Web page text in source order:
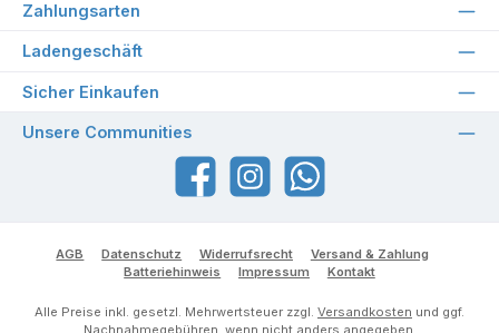
Zahlungsarten
Ladengeschäft
Sicher Einkaufen
Unsere Communities
FacebookInstagramWhatsApp
AGB Datenschutz Widerrufsrecht
Versand & Zahlung
Batteriehinweis
Impressum Kontakt
Alle Preise inkl. gesetzl. Mehrwertsteuer zzgl. Versandkosten und ggf.
Nachnahmegebühren, wenn nicht anders angegeben.